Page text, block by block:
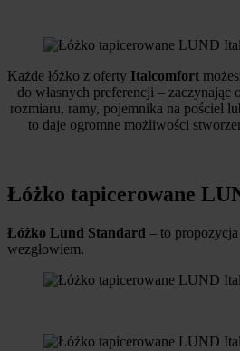
Każde łóżko z oferty Italcomfort
do własnych preferencji –
rozmiaru, ramy, pojemnika na pościel
to daje ogromne możliwości
Łóżko tapicerowane
Łóżko Lund Standard – to propozycja
wezgłowiem.